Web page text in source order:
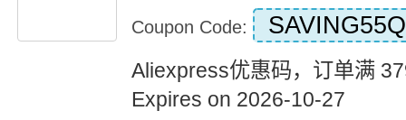
Coupon Code: SAVING55Q
Aliexpress优惠码，订单满
Expires on 2026-10-27